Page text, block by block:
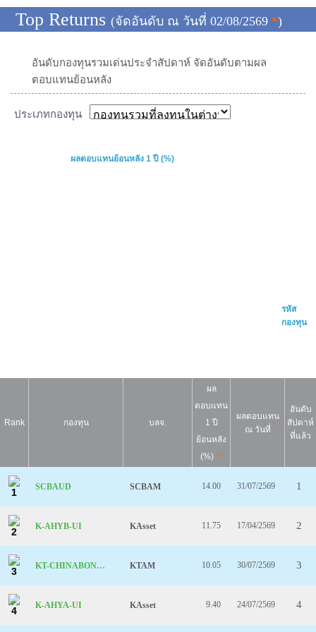
Top Returns(จัดอันดับ ณ วันที่ 02/08/2569 *)
อันดับกองทุนรวมเด่นประจำสัปดาห์ จัดอันดับตามผล
ตอบแทนย้อนหลัง
ประเภทกองทุน
ผลตอบแทนย้อนหลัง 1 ปี (%)
รหัส
กองทุน
Rank กองทุน บลจ.
ผล
ตอบแทน
1 ปี
ย้อนหลัง
(%)**
ผลตอบแทน
ณ วันที่
อันดับ
สัปดาห์
ที่แล้ว
1 SCBAUD SCBAM 14.00 31/07/2569 1
2 K-AHYB-UI KAsset 11.75 17/04/2569 2
3 KT-CHINABOND-A KTAM 10.05 30/07/2569 3
4 K-AHYA-UI KAsset 9.40 24/07/2569 4